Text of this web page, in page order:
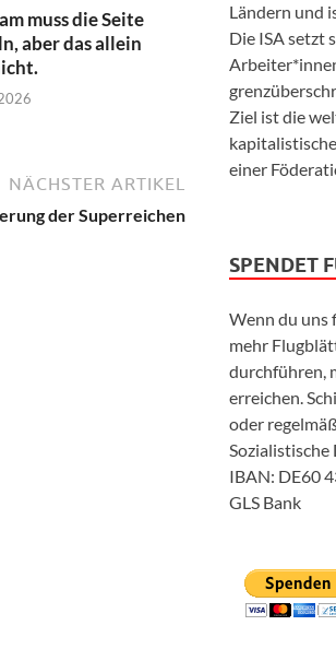
muss die Seite
aber das allein
NÄCHSTER ARTIKEL
der Superreichen
Ländern und
Die ISA setzt
Ziel ist die
einer
SPENDET
Wenn du uns
mehr
durchführen,
erreichen.
oder
Sozialistische
IBAN: DE60
GLS Bank